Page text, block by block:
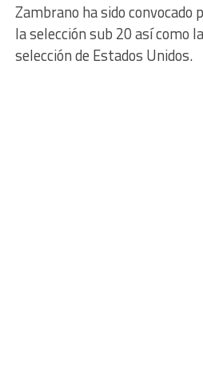
Zambrano ha sido convocado
la selección sub 20 así como
selección de Estados Unidos.